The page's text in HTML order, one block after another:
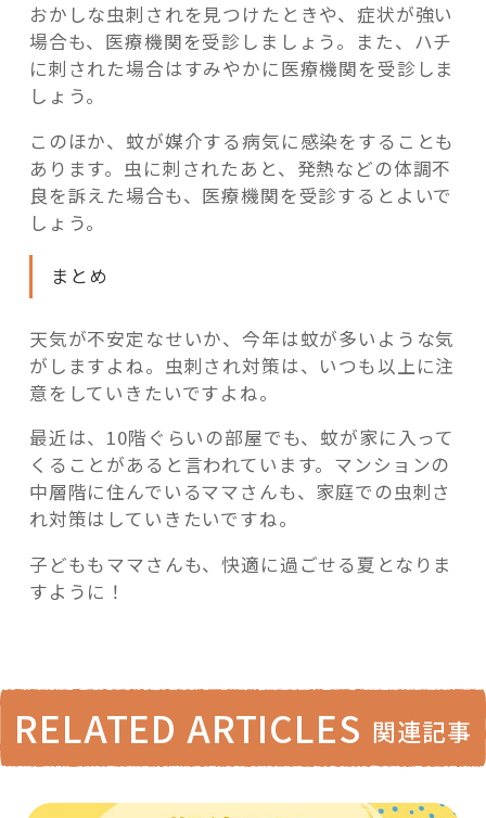
おかしな虫刺されを見つけたときや、症状が強い
場合も、医療機関を受診しましょう。また、ハチ
に刺された場合はすみやかに医療機関を受診しま
しょう。
このほか、蚊が媒介する病気に感染をすることも
あります。虫に刺されたあと、発熱などの体調不
良を訴えた場合も、医療機関を受診するとよいで
しょう。
まとめ
天気が不安定なせいか、今年は蚊が多いような気
がしますよね。虫刺され対策は、いつも以上に注
意をしていきたいですよね。
最近は、10階ぐらいの部屋でも、蚊が家に入って
くることがあると言われています。マンションの
中層階に住んでいるママさんも、家庭での虫刺さ
れ対策はしていきたいですね。
子どももママさんも、快適に過ごせる夏となりま
すように！
RELATED ARTICLES 関連記事